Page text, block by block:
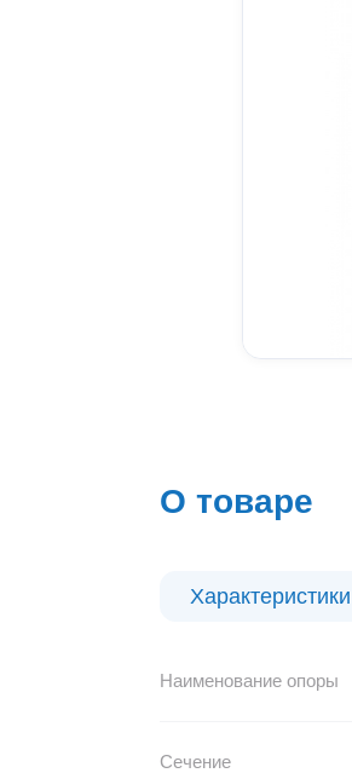
О товаре
Характеристики
Наименование опоры
Сечение